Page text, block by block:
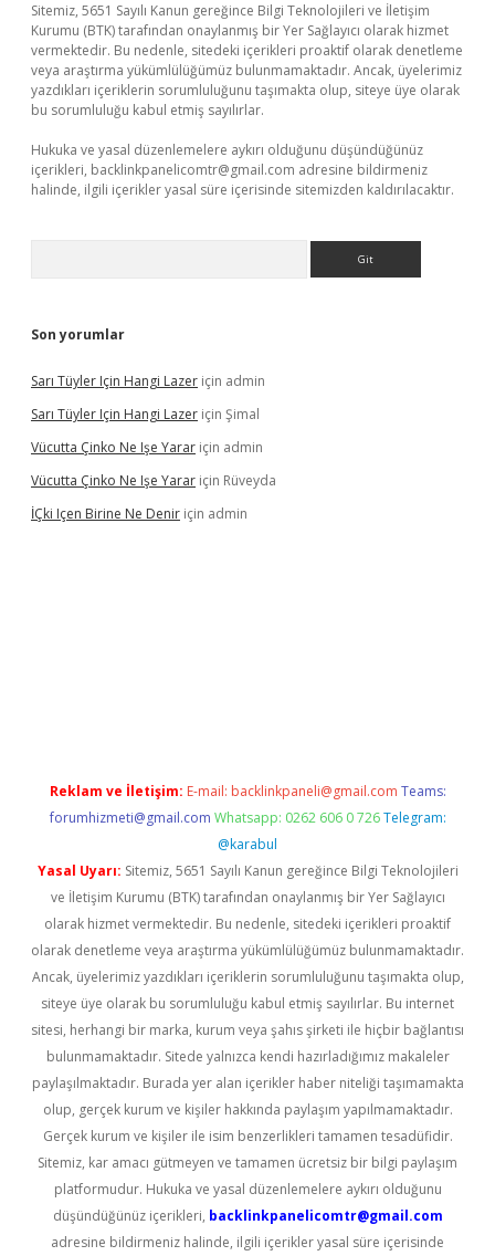
Sitemiz, 5651 Sayılı Kanun gereğince Bilgi Teknolojileri ve İletişim
Kurumu (BTK) tarafından onaylanmış bir Yer Sağlayıcı olarak hizmet
vermektedir. Bu nedenle, sitedeki içerikleri proaktif olarak denetleme
veya araştırma yükümlülüğümüz bulunmamaktadır. Ancak, üyelerimiz
yazdıkları içeriklerin sorumluluğunu taşımakta olup, siteye üye olarak
bu sorumluluğu kabul etmiş sayılırlar.
Hukuka ve yasal düzenlemelere aykırı olduğunu düşündüğünüz
içerikleri, backlinkpanelicomtr@gmail.com adresine bildirmeniz
halinde, ilgili içerikler yasal süre içerisinde sitemizden kaldırılacaktır.
Son yorumlar
Sarı Tüyler Için Hangi Lazer için admin
Sarı Tüyler Için Hangi Lazer için Şimal
Vücutta Çinko Ne Işe Yarar için admin
Vücutta Çinko Ne Işe Yarar için Rüveyda
İÇki Içen Birine Ne Denir için admin
Reklam ve İletişim: E-mail: backlinkpaneli@gmail.com Teams:
forumhizmeti@gmail.com Whatsapp: 0262 606 0 726 Telegram:
@karabul
Yasal Uyarı: Sitemiz, 5651 Sayılı Kanun gereğince Bilgi Teknolojileri
ve İletişim Kurumu (BTK) tarafından onaylanmış bir Yer Sağlayıcı
olarak hizmet vermektedir. Bu nedenle, sitedeki içerikleri proaktif
olarak denetleme veya araştırma yükümlülüğümüz bulunmamaktadır.
Ancak, üyelerimiz yazdıkları içeriklerin sorumluluğunu taşımakta olup,
siteye üye olarak bu sorumluluğu kabul etmiş sayılırlar. Bu internet
sitesi, herhangi bir marka, kurum veya şahıs şirketi ile hiçbir bağlantısı
bulunmamaktadır. Sitede yalnızca kendi hazırladığımız makaleler
paylaşılmaktadır. Burada yer alan içerikler haber niteliği taşımamakta
olup, gerçek kurum ve kişiler hakkında paylaşım yapılmamaktadır.
Gerçek kurum ve kişiler ile isim benzerlikleri tamamen tesadüfidir.
Sitemiz, kar amacı gütmeyen ve tamamen ücretsiz bir bilgi paylaşım
platformudur. Hukuka ve yasal düzenlemelere aykırı olduğunu
düşündüğünüz içerikleri, backlinkpanelicomtr@gmail.com
adresine bildirmeniz halinde, ilgili içerikler yasal süre içerisinde